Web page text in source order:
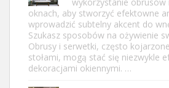
oknach, aby stworzyć efektowne
wprowadzić subtelny akcent do
Szukasz sposobów na ożywienie
Obrusy i serwetki, często
stołami, mogą stać się niezwykle
dekoracjami okiennymi. …